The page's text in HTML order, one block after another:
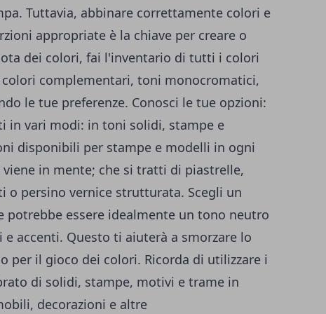
Tuttavia, abbinare correttamente colori e
appropriate è la chiave per creare o
dei colori, fai l'inventario di tutti i colori
complementari, toni monocromatici,
le tue preferenze. Conosci le tue opzioni:
in vari modi: in toni solidi, stampe e
disponibili per stampe e modelli in ogni
in mente; che si tratti di piastrelle,
o persino vernice strutturata. Scegli un
potrebbe essere idealmente un tono neutro
accenti. Questo ti aiuterà a smorzare lo
per il gioco dei colori. Ricorda di utilizzare i
di solidi, stampe, motivi e trame in
decorazioni e altre